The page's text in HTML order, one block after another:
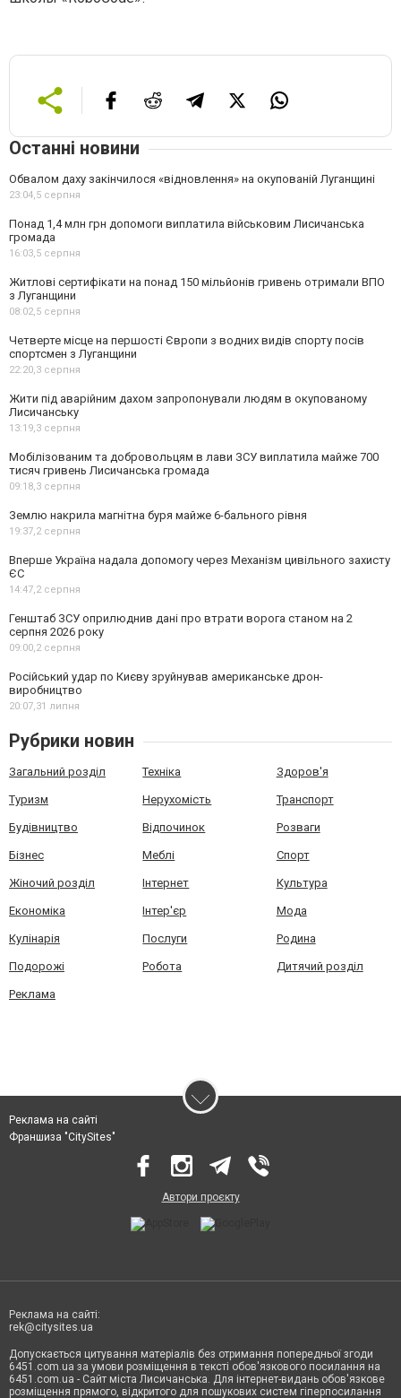
Останні новини
Обвалом даху закінчилося «відновлення» на окупованій Луганщині
23:04,5 серпня
Понад 1,4 млн грн допомоги виплатила військовим Лисичанська
громада
16:03,5 серпня
Житлові сертифікати на понад 150 мільйонів гривень отримали ВПО
з Луганщини
08:02,5 серпня
Четверте місце на першості Європи з водних видів спорту посів
спортсмен з Луганщини
22:20,3 серпня
Жити під аварійним дахом запропонували людям в окупованому
Лисичанську
13:19,3 серпня
Мобілізованим та добровольцям в лави ЗСУ виплатила майже 700
тисяч гривень Лисичанська громада
09:18,3 серпня
Землю накрила магнітна буря майже 6-бального рівня
19:37,2 серпня
Вперше Україна надала допомогу через Механізм цивільного захисту
ЄС
14:47,2 серпня
Генштаб ЗСУ оприлюднив дані про втрати ворога станом на 2
серпня 2026 року
09:00,2 серпня
Російський удар по Києву зруйнував американське дрон-
виробництво
20:07,31 липня
Рубрики новин
Загальний розділ Техніка Здоров'я
Туризм Нерухомість Транспорт
Будівництво Відпочинок Розваги
Бізнес Меблі Спорт
Жіночий розділ Інтернет Культура
Економіка Інтер'єр Мода
Кулінарія Послуги Родина
Подорожі Робота Дитячий розділ
Реклама
Реклама на сайті
Франшиза "CitySites"
Автори проєкту
Реклама на сайті:
rek@citysites.ua
Допускається цитування матеріалів без отримання попередньої згоди
6451.com.ua за умови розміщення в тексті обов'язкового посилання на
6451.com.ua - Сайт міста Лисичанська. Для інтернет-видань обов'язкове
розміщення прямого, відкритого для пошукових систем гіперпосилання